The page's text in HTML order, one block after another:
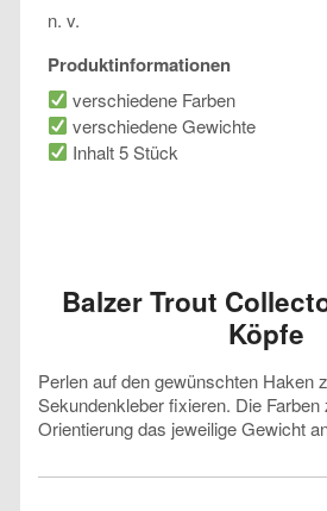
Balzer Trout
Köpfe
Perlen auf den gewünschten Haken
Sekundenkleber fixieren. Die
Orientierung das jeweilige Gewicht
n. v.
Produktinformationen
verschiedene Farben
verschiedene Gewichte
Inhalt 5 Stück